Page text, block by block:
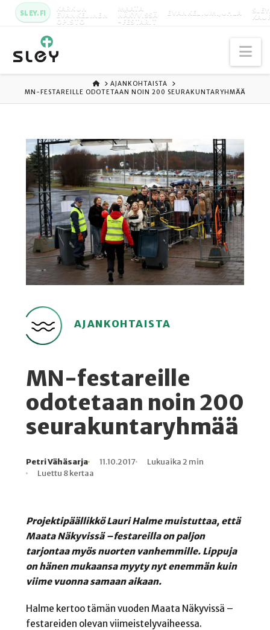
SLEY.FI KARKUN
EVANKELINEN
OPISTO
MAATA
NÄKYVISSÄ
-FESTARIT
EVANKELIUMIJUHLA
ETUSIVU
AJANKOHTAISTA
MN-FESTAREILLE ODOTETAAN NOIN 200 SEURAKUNTARYHMÄÄ
AJANKOHTAISTA
MN-festareille
odotetaan noin 200
seurakuntaryhmää
Kirjoittaja
Petri Vähäsarja
Julkaistu
11.10.2017
Lukuaika
Lukuaika 2 min
Lukukertoja
Luettu 8 kertaa
Projektipäällikkö Lauri Halme muistuttaa, että
Maata Näkyvissä –festareilla on paljon
tarjontaa myös nuorten vanhemmille. Lippuja
on hänen mukaansa myyty nyt enemmän kuin
viime vuonna samaan aikaan.
Halme kertoo tämän vuoden Maata Näkyvissä –
festareiden olevan viimeistelyvaiheessa.